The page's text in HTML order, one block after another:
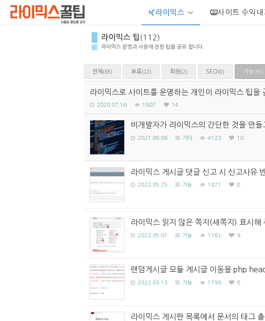
라이믹스 사이트 수익내
라이믹스 팁 (112)
라이믹스 운영과 사용에 관한 팁을 공유 합니다.
전체 (65) 오류(22) 회원 (2) SEO (0) 기능(65)
라이믹스로 사이트를 운영하는 개인이 라이믹스 팁을
2020.07.16 1807 14
비개발자가 라이믹스의 간단한 것을 만
2021.06.06 기타 4123 10
라이믹스 게시글 댓글 신고 시 신고사유
2022.05.25 기능 1871 8
라이믹스 읽지 않은 쪽지(새쪽지) 표시해
2022.05.01 기능 1761 9
랜덤게시글 모듈 게시글 이동을 php
2022.03.13 기능 1799 8
라이믹스 게시판 목록에서 문서의 태그 출
Sketchbook5, 스케치북5
Sketchbook5, 스케치북5